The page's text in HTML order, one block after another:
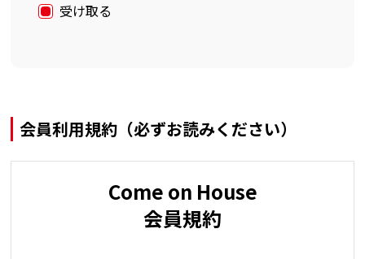
受け取る
会員利用規約（必ずお読みください）
Come on House
会員規約